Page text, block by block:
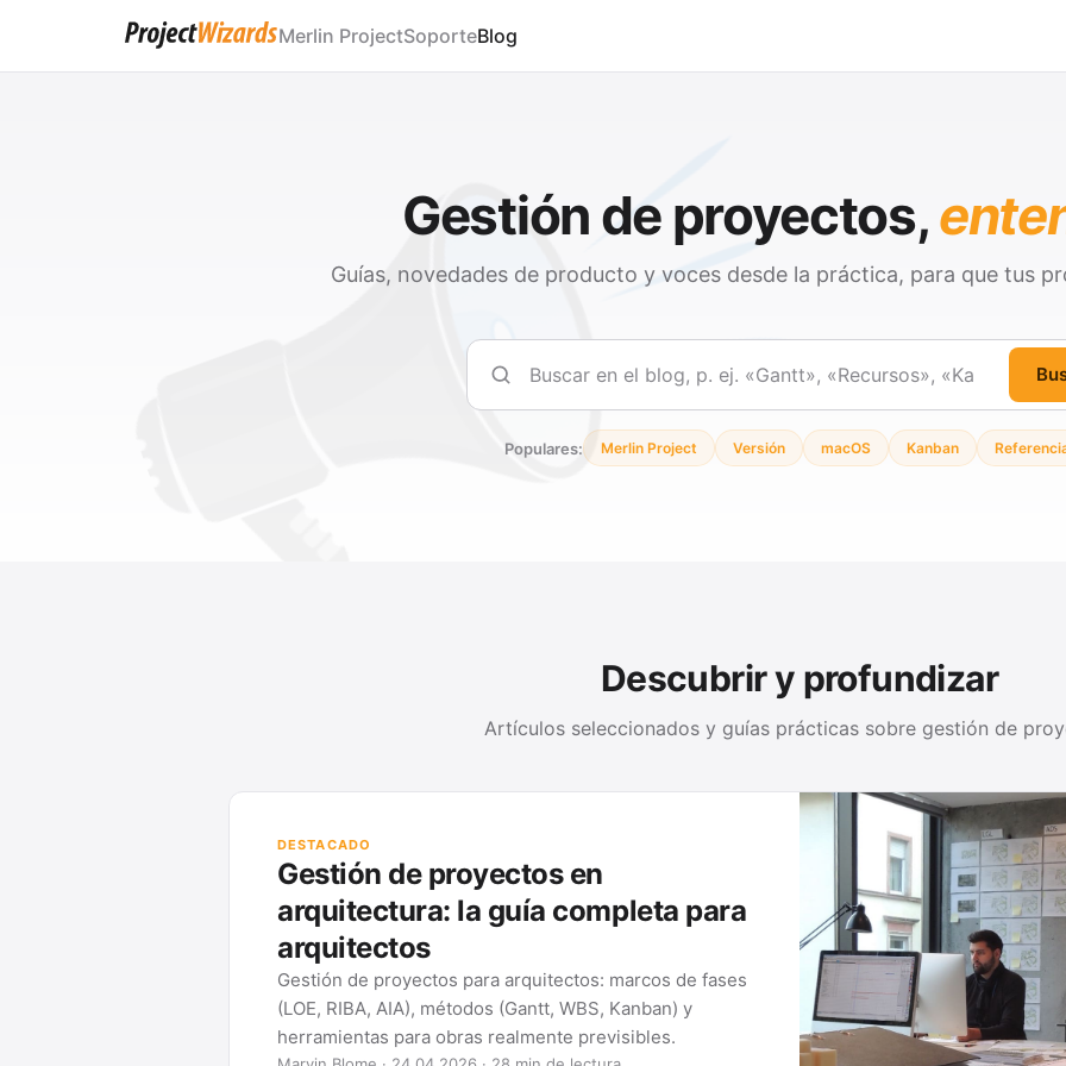
Merlin ProjectSoporteBlog
Gestión de proyectos,
Guías, novedades de producto y voces desde la práctica, para que tus
Buscar
Populares: Merlin Project Versión macOS Kanban
Descubrir y profundizar
Artículos seleccionados y guías prácticas sobre gestión de
DESTACADO
Gestión de proyectos en
arquitectura: la guía completa para
arquitectos
Gestión de proyectos para arquitectos: marcos de fases
(LOE, RIBA, AIA), métodos (Gantt, WBS, Kanban) y
herramientas para obras realmente previsibles.